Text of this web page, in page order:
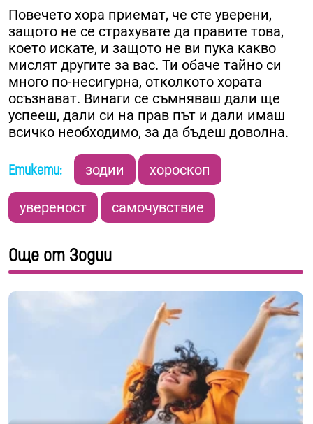
Повечето хора приемат, че сте уверени,
защото не се страхувате да правите това,
което искате, и защото не ви пука какво
мислят другите за вас. Ти обаче тайно си
много по-несигурна, отколкото хората
осъзнават. Винаги се съмняваш дали ще
успееш, дали си на прав път и дали имаш
всичко необходимо, за да бъдеш доволна.
Етикети: зодии хороскоп
увереност самочувствие
Още от Зодии